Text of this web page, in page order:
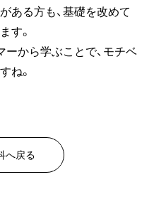
ある方も、基礎を改めて
す。
ーから学ぶことで、モチベ
ね。
へ戻る